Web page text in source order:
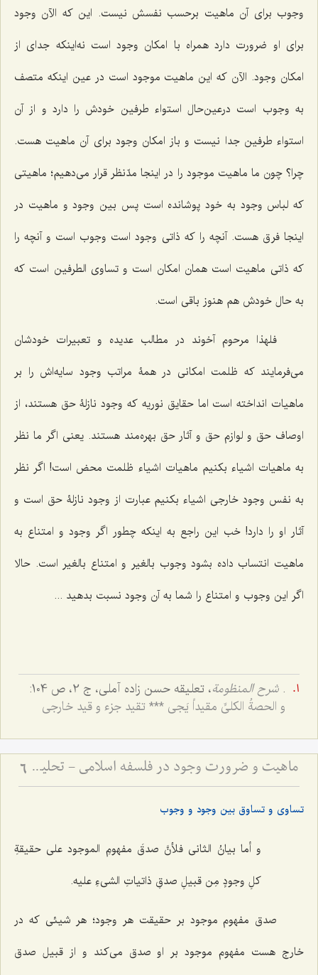
وجوب برای آن ماهیت برحسب نفسش نیست. این که الآن وجود
برای او ضرورت دارد همراه با امکان وجود است نه‌اینکه جدای از
امکان وجود. الآن که این ماهیت موجود است در عین اینکه متصف
به وجوب است درعین‌حال استواء طرفین خودش را دارد و از آن
استواء طرفین جدا نیست و باز امکان وجود برای آن ماهیت هست.
چرا؟ چون ما ماهیت موجود را در اینجا مدّنظر قرار می‌دهیم؛ ماهیتی
که لباس وجود به خود پوشانده است پس بین وجود و ماهیت در
اینجا فرق هست. آنچه را که ذاتی وجود است وجوب است و آنچه را
که ذاتی ماهیت است همان امکان است و تساوی الطرفین است که
به حال خودش هم هنوز باقی است.
فلهذا مرحوم آخوند در مطالب عدیده و تعبیرات خودشان
می‌فرمایند که ظلمت امکانی در همۀ مراتب وجود سایه‌اش را بر
ماهیات انداخته است اما حقایق نوریه که وجود نازلۀ حق هستند، از
اوصاف حق و لوازم حق و آثار حق بهره‌مند هستند. یعنی اگر ما نظر
به ماهیات اشیاء بکنیم ماهیات اشیاء ظلمت محض است! اگر نظر
به نفس وجود خارجی اشیاء بکنیم عبارت از وجود نازلۀ حق است و
آثار او را دارد! خب این راجع به اینکه چطور اگر وجود و امتناع به
ماهیت انتساب داده بشود وجوب بالغیر و امتناع بالغیر است. حالا
اگر این وجوب و امتناع را شما به آن وجود نسبت بدهید ...
. شرح المنظومة، تعلیقه حسن زاده آملی، ج 2، ص 104:
و الحصةُ الکلیِّ مقیداً یَجی‌ *** تقید جزء و قید خارجی‌
ماهیت و ضرورت وجود در فلسفه اسلامی - تحلیل تساوی ماهیت نسبت به وجود و عدم در فلسفه 6
تساوی و تساوق بین وجود و وجوب
و أما بیانُ الثانی فلأنَّ‌ صدقَ مفهومِ الموجود على حقیقةِ
کلِ وجودٍ مِن قبیلِ صدقِ ذاتیاتِ الشی‌ءِ علیه.
صدق مفهوم موجود بر حقیقت هر وجود؛ هر شیئی که در
خارج هست مفهوم موجود بر او صدق می‌کند و از قبیل صدق